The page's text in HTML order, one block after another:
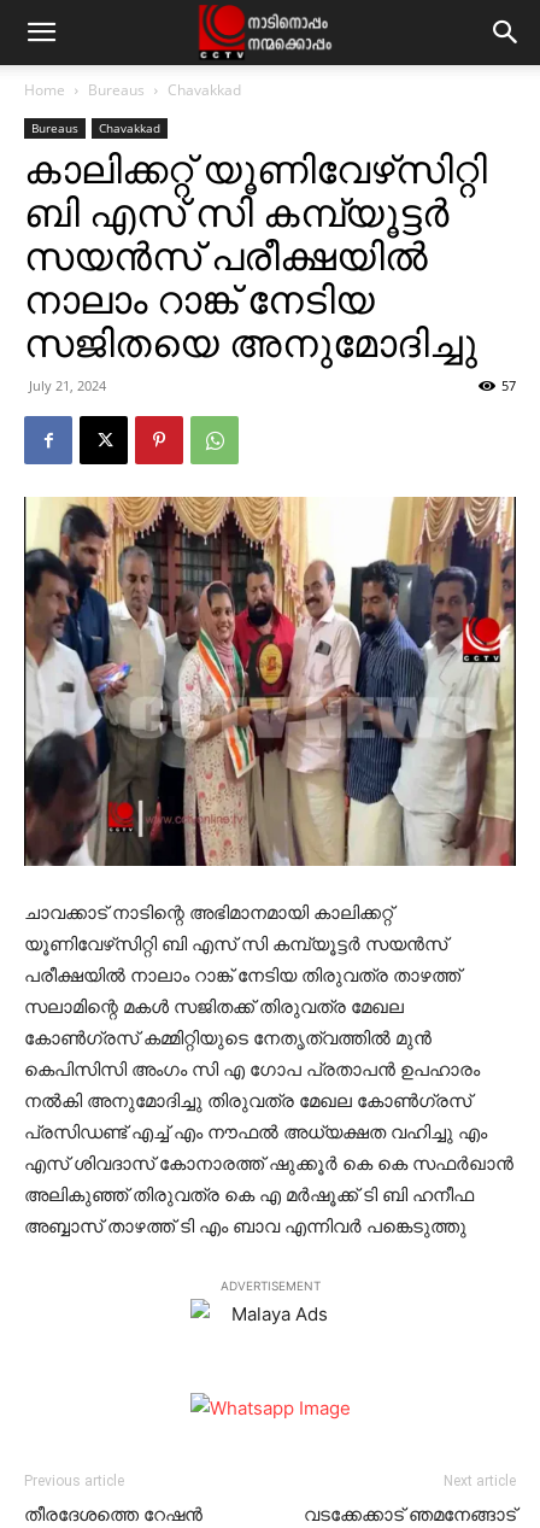
Home Bureaus Chavakkad
Bureaus Chavakkad
കാലിക്കറ്റ് യൂണിവേഴ്‌സിറ്റി
ബി എസ് സി കമ്പ്യൂട്ടര്‍
സയന്‍സ് പരീക്ഷയില്‍
നാലാം റാങ്ക് നേടിയ
സജിതയെ അനുമോദിച്ചു
July 21, 2024 57
ചാവക്കാട് നാടിന്റെ അഭിമാനമായി കാലിക്കറ്റ്
യൂണിവേഴ്‌സിറ്റി ബി എസ് സി കമ്പ്യൂട്ടര്‍ സയന്‍സ്
പരീക്ഷയില്‍ നാലാം റാങ്ക് നേടിയ തിരുവത്ര താഴത്ത്
സലാമിന്റെ മകള്‍ സജിതക്ക് തിരുവത്ര മേഖല
കോണ്‍ഗ്രസ് കമ്മിറ്റിയുടെ നേതൃത്വത്തില്‍ മുന്‍
കെപിസിസി അംഗം സി എ ഗോപ പ്രതാപന്‍ ഉപഹാരം
നല്‍കി അനുമോദിച്ചു തിരുവത്ര മേഖല കോണ്‍ഗ്രസ്
പ്രസിഡണ്ട് എച്ച് എം നൗഫല്‍ അധ്യക്ഷത വഹിച്ചു എം
എസ് ശിവദാസ് കോനാരത്ത് ഷുക്കൂര്‍ കെ കെ സഫര്‍ഖാന്‍
അലികുഞ്ഞ് തിരുവത്ര കെ എ മര്‍ഷൂക്ക് ടി ബി ഹനീഫ
അബ്ബാസ് താഴത്ത് ടി എം ബാവ എന്നിവര്‍ പങ്കെടുത്തു
ADVERTISEMENT
Previous article
തീരദേശത്തെ റേഷന്‍
Next article
വടക്കേക്കാട് ഞമനേങ്ങാട്